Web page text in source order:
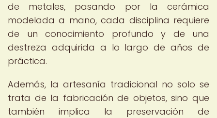
de metales, pasando por la cerámica
modelada a mano, cada disciplina requiere
de un conocimiento profundo y de una
destreza adquirida a lo largo de años de
práctica.
Además, la artesanía tradicional no solo se
trata de la fabricación de objetos, sino que
también implica la preservación de